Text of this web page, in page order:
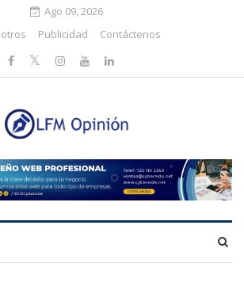
Ago 09, 2026
Publicidad Contáctenos